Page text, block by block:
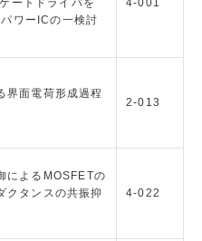
ワーICの一検討
界面電荷形成過程
2-013
によるMOSFETの
クタンスの共振抑
4-022